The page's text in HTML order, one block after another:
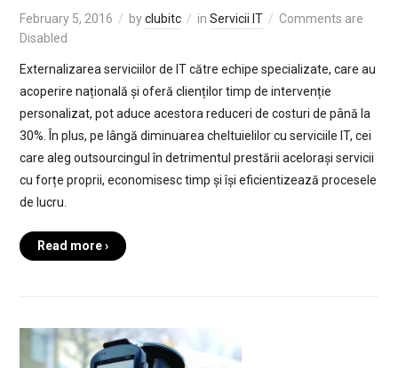
February 5, 2016 byclubitc in Servicii IT
Comments are
Disabled
Externalizarea serviciilor de IT către echipe specializate, care au
acoperire națională și oferă clienților timp de intervenție
personalizat, pot aduce acestora reduceri de costuri de până la
30%. În plus, pe lângă diminuarea cheltuielilor cu serviciile IT, cei
care aleg outsourcingul în detrimentul prestării acelorași servicii
cu forțe proprii, economisesc timp și își eficientizează procesele
de lucru.
Read more ›